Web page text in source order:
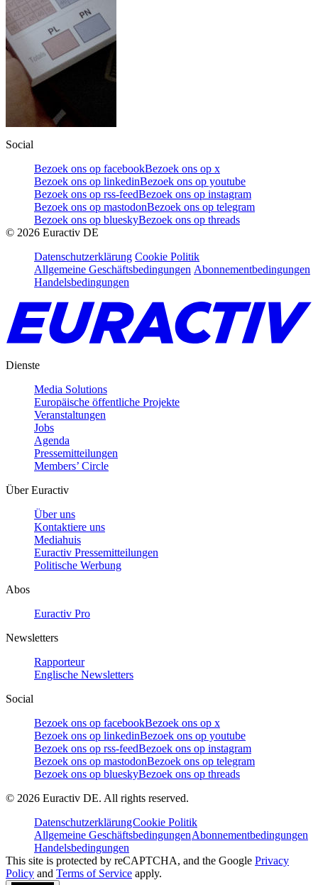
Social
Bezoek ons op facebookBezoek ons op x
Bezoek ons op linkedinBezoek ons op youtube
Bezoek ons op rss-feedBezoek ons op instagram
Bezoek ons op mastodonBezoek ons op telegram
Bezoek ons op blueskyBezoek ons op threads
© 2026 Euractiv DE
Datenschutzerklärung Cookie Politik
Allgemeine Geschäftsbedingungen Abonnementbedingungen
Handelsbedingungen
Dienste
Media Solutions
Europäische öffentliche Projekte
Veranstaltungen
Jobs
Agenda
Pressemitteilungen
Members’ Circle
Über Euractiv
Über uns
Kontaktiere uns
Mediahuis
Euractiv Pressemitteilungen
Politische Werbung
Abos
Euractiv Pro
Newsletters
Rapporteur
Englische Newsletters
Social
Bezoek ons op facebookBezoek ons op x
Bezoek ons op linkedinBezoek ons op youtube
Bezoek ons op rss-feedBezoek ons op instagram
Bezoek ons op mastodonBezoek ons op telegram
Bezoek ons op blueskyBezoek ons op threads
© 2026 Euractiv DE. All rights reserved.
DatenschutzerklärungCookie Politik
Allgemeine GeschäftsbedingungenAbonnementbedingungen
Handelsbedingungen
This site is protected by reCAPTCHA, and the Google Privacy
Policy and Terms of Service apply.